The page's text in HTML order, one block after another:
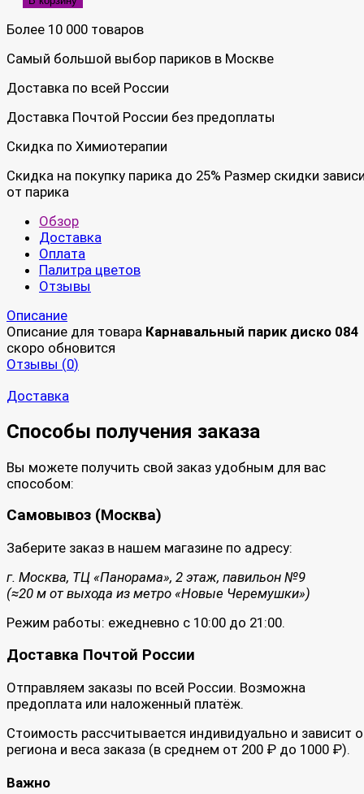
Более 10 000 товаров
Самый большой выбор париков в Москве
Доставка по всей России
Доставка Почтой России без предоплаты
Скидка по Химиотерапии
Скидка на покупку парика до 25% Размер скидки
от парика
Обзор
Доставка
Оплата
Палитра цветов
Отзывы
Описание
Описание для товара Карнавальный парик диско 084
скоро обновится
Отзывы (0)
Доставка
Способы получения заказа
Вы можете получить свой заказ удобным для вас
способом:
Самовывоз (Москва)
Заберите заказ в нашем магазине по адресу:
г. Москва, ТЦ «Панорама», 2 этаж, павильон №9
(≈20 м от выхода из метро «Новые Черемушки»)
Режим работы: ежедневно с 10:00 до 21:00.
Доставка Почтой России
Отправляем заказы по всей России. Возможна
предоплата или наложенный платёж.
Стоимость рассчитывается индивидуально и зависит
региона и веса заказа (в среднем от 200 ₽ до 1000 ₽).
Важно